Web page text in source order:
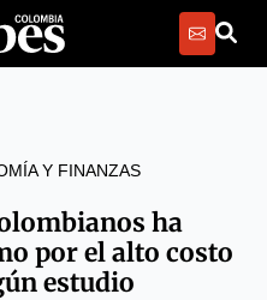
Y FINANZAS
ha
por el alto costo
estudio